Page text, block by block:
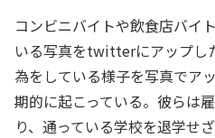
コンビニバイトや飲食店バイ
いる写真をtwitterにアップし
為をしている様子を写真でア
期的に起こっている。彼らは
り、通っている学校を退学せ